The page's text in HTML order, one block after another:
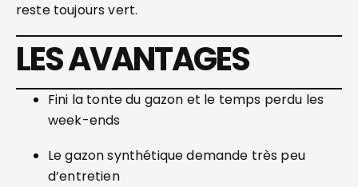
reste toujours vert.
LES AVANTAGES
Fini la tonte du gazon et le temps perdu les
week-ends
Le gazon synthétique demande très peu
d’entretien